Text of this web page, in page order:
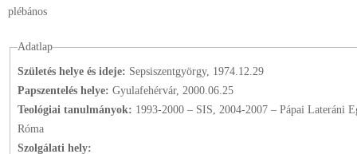
plébános
Adatlap
Születés helye és ideje: Sepsiszentgyörgy, 1974.12.29
Papszentelés helye: Gyulafehérvár, 2000.06.25
Teológiai tanulmányok: 1993-2000 – SIS, 2004-2007 – Pápai Lateráni
Róma
Szolgálati hely: